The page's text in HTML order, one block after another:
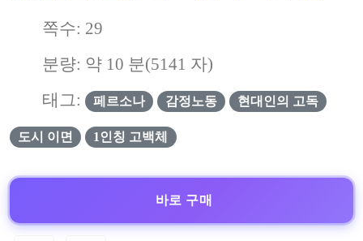
쪽수: 29
분량: 약 10 분(5141 자)
태그:
페르소나 감정노동 현대인의 고독
도시 이면 1인칭 고백체
바로 구매